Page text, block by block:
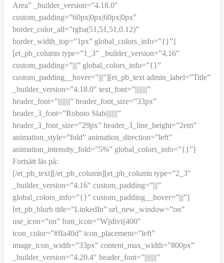
Area” _builder_version=”4.18.0″
custom_padding=”60px|0px|60px|0px”
border_color_all=”rgba(51,51,51,0.12)”
border_width_top=”1px” global_colors_info=”{}”]
[et_pb_column type=”1_3″ _builder_version=”4.16″
custom_padding=”|||” global_colors_info=”{}”
custom_padding__hover=”|||”][et_pb_text admin_label=”Title”
_builder_version=”4.18.0″ text_font=”||||||||”
header_font=”||||||||” header_font_size=”33px”
header_3_font=”Roboto Slab||||||||”
header_3_font_size=”29px” header_3_line_height=”2em”
animation_style=”fold” animation_direction=”left”
animation_intensity_fold=”5%” global_colors_info=”{}”]
Fortsätt läs på:
[/et_pb_text][/et_pb_column][et_pb_column type=”2_3″
_builder_version=”4.16″ custom_padding=”|||”
global_colors_info=”{}” custom_padding__hover=”|||”]
[et_pb_blurb title=”LinkedIn” url_new_window=”on”
use_icon=”on” font_icon=”W||divi||400″
icon_color=”#ffa40d” icon_placement=”left”
image_icon_width=”33px” content_max_width=”800px”
_builder_version=”4.20.4″ header_font=”||||||||”